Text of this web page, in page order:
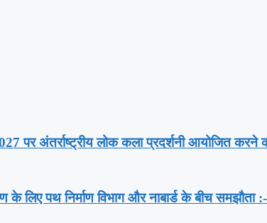
पर अंतर्राष्ट्रीय लोक कला प्रदर्शनी आयोजित करने
के लिए पथ निर्माण विभाग और नाबार्ड के बीच समझौता